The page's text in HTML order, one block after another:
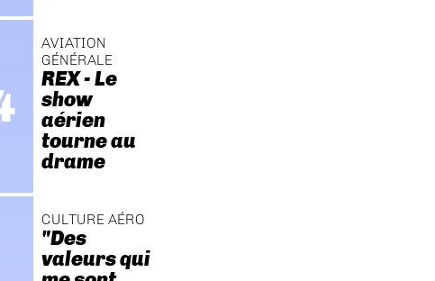
AVIATION
GÉNÉRALE
REX - Le
show
aérien
tourne au
drame
CULTURE AÉRO
"Des
valeurs qui